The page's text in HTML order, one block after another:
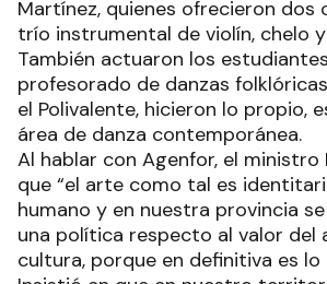
Martínez, quienes ofrecieron dos
trío instrumental de violín, chelo
También actuaron los
profesorado de danzas
el Polivalente, hicieron lo propio,
área de danza contemporánea.
Al hablar con Agenfor, el ministro
que “el arte como tal es
humano y en nuestra provincia
una política respecto al valor del
cultura, porque en definitiva es lo